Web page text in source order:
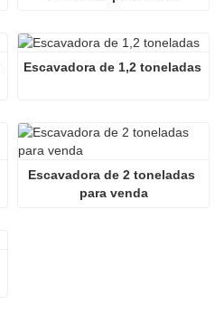
Escavadora de 1,2 toneladas
Escavadora de 2 toneladas
para venda